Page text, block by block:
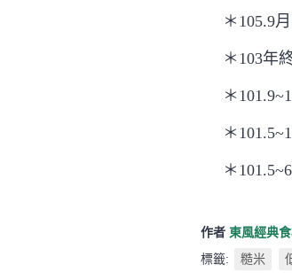
＊105.9月
＊103年終
＊
＊
＊101.5~6
作者 東風經典
標籤:
糙米